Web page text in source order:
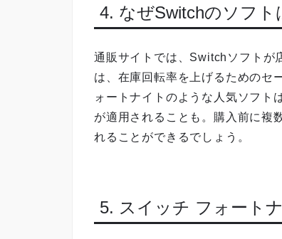
4. なぜSwitchのソフト
通販サイトでは、Switchソフトが
は、在庫回転率を上げるためのセ
ォートナイトのような人気ソフト
が適用されることも。購入前に複
れることができるでしょう。
5. スイッチ フォート